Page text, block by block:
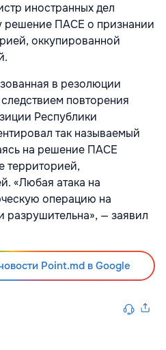
иностранных дел
решение ПАСЕ о признании
оккупированной
в резолюции
повторения
Республики
так называемый
на решение ПАСЕ
территорией,
«Любая атака на
операцию на
разрушительна», — заявил
Point.md в Google